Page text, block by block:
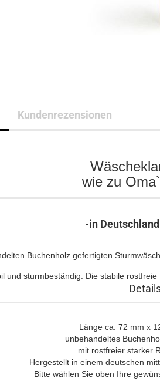
Kundenrezensionen
wie zu
-in
Buchenholz gefertigten
und sturmbeständig. Die stabile
Länge ca. 72 mm x
unbehandeltes
mit rostfreier starker
Hergestellt in einem deutschen
Bitte wählen Sie oben Ihre